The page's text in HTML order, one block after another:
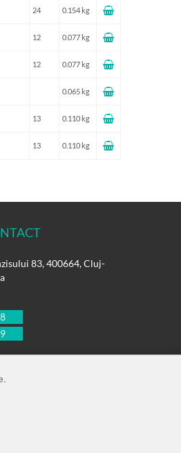
24 0.154 kg
12 0.077 kg
12 0.077 kg
0.065 kg
13 0.110 kg
13 0.110 kg
83, 400664, Cluj-